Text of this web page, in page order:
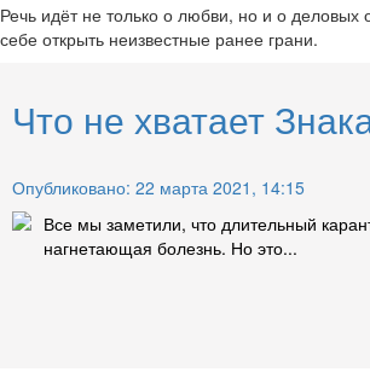
Речь идёт не только о любви, но и о
себе открыть неизвестные ранее грани.
Что не хватает
Опубликовано: 22 марта 2021, 14:15
Все мы заметили, что длительный
нагнетающая болезнь. Но это...